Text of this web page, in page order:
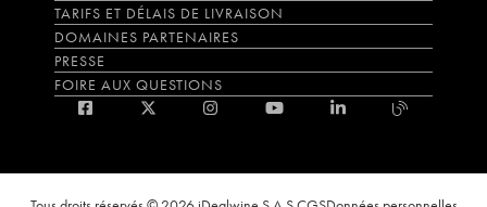
TARIFS ET DÉLAIS DE LIVRAISON
DOMAINES PARTENAIRES
PRESSE
FOIRE AUX QUESTIONS